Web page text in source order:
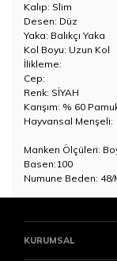
Kalıp: Slim
Desen: Düz
Yaka: Balıkçı Yaka
Kol Boyu: Uzun Kol
İlikleme:
Cep:
Renk: SİYAH
Karışım: % 60
Hayvansal Menşeli:
Manken Ölçüleri:
Basen:100
Numune Beden: 48/
KURUMSAL